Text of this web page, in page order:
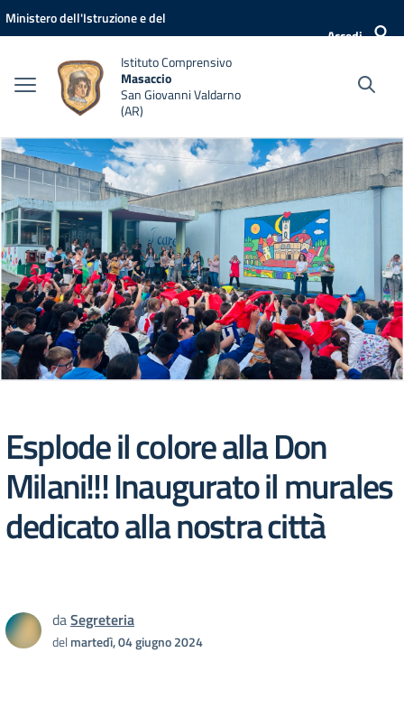
Vai ai contenuti
Vai al menu di navigazione
Vai al footer
Ministero dell'Istruzione e del
Accedi
Istituto Comprensivo
Masaccio
San Giovanni Valdarno
(AR)
Esplode il colore alla Don
Milani!!! Inaugurato il murales
dedicato alla nostra città
daSegreteria
delmartedì, 04 giugno 2024